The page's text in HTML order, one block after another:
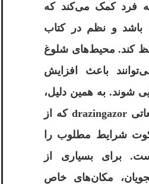
فرد کمک می‌کند که
باشد و نظم در کتاب
کند. محیط‌های شلوغ
باعث افزایش
شوند. به همین دلیل،
انتخاب پانسیون مطالعاتی drazingazor که از
شرایط مطلوب را
برای بسیاری از
مکان‌های خاص